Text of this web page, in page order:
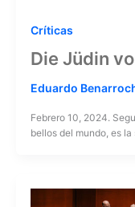
Críticas
Die Jüdin
Eduardo
Febrero 10, 2024.
bellos del mundo, es